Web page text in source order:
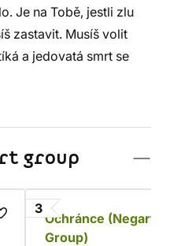
Je na Tobě, jestli zlu
zastavit. Musíš volit
a jedovatá smrt se
group
3
Ochránce (Negart
Group)